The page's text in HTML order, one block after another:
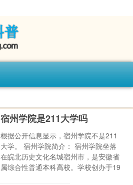
宿州学院是211大学吗
根据公开信息显示，宿州学院不是211
大学。 宿州学院简介： 宿州学院坐落
在皖北历史文化名城宿州市，是安徽省
属综合性普通本科高校。学校创办于19